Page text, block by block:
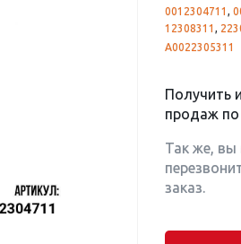
0012304711 ,
12308311 ,
A0022305311
Получить
продаж
Так же, вы
заказ.